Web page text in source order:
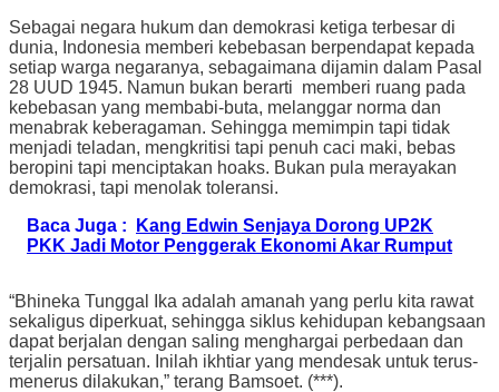
Sebagai negara hukum dan demokrasi ketiga terbesar di
dunia, Indonesia memberi kebebasan berpendapat kepada
setiap warga negaranya, sebagaimana dijamin dalam Pasal
28 UUD 1945. Namun bukan berarti memberi ruang pada
kebebasan yang membabi-buta, melanggar norma dan
menabrak keberagaman. Sehingga memimpin tapi tidak
menjadi teladan, mengkritisi tapi penuh caci maki, bebas
beropini tapi menciptakan hoaks. Bukan pula merayakan
demokrasi, tapi menolak toleransi.
Baca Juga :
Kang Edwin Senjaya Dorong UP2K
PKK Jadi Motor Penggerak Ekonomi Akar Rumput
“Bhineka Tunggal Ika adalah amanah yang perlu kita rawat
sekaligus diperkuat, sehingga siklus kehidupan kebangsaan
dapat berjalan dengan saling menghargai perbedaan dan
terjalin persatuan. Inilah ikhtiar yang mendesak untuk terus-
menerus dilakukan,” terang Bamsoet. (***).